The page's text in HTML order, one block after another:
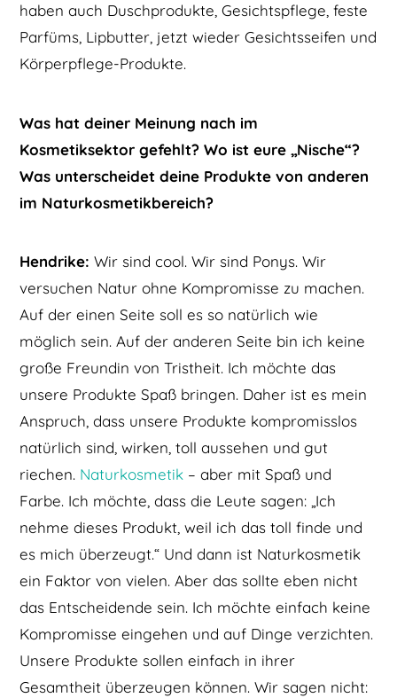
haben auch Duschprodukte, Gesichtspflege, feste
Parfüms, Lipbutter, jetzt wieder Gesichtsseifen und
Körperpflege-Produkte.
Was hat deiner Meinung nach im
Kosmetiksektor gefehlt? Wo ist eure „Nische“?
Was unterscheidet deine Produkte von anderen
im Naturkosmetikbereich?
Hendrike:Wir sind cool. Wir sind Ponys. Wir
versuchen Natur ohne Kompromisse zu machen.
Auf der einen Seite soll es so natürlich wie
möglich sein. Auf der anderen Seite bin ich keine
große Freundin von Tristheit. Ich möchte das
unsere Produkte Spaß bringen. Daher ist es mein
Anspruch, dass unsere Produkte kompromisslos
natürlich sind, wirken, toll aussehen und gut
riechen. Naturkosmetik – aber mit Spaß und
Farbe. Ich möchte, dass die Leute sagen: „Ich
nehme dieses Produkt, weil ich das toll finde und
es mich überzeugt.“ Und dann ist Naturkosmetik
ein Faktor von vielen. Aber das sollte eben nicht
das Entscheidende sein. Ich möchte einfach keine
Kompromisse eingehen und auf Dinge verzichten.
Unsere Produkte sollen einfach in ihrer
Gesamtheit überzeugen können. Wir sagen nicht: